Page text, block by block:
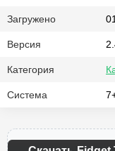
Загружено
Версия
Категория
Система